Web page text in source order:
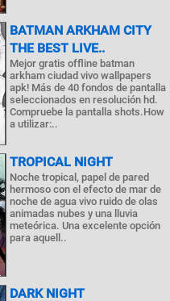
BATMAN ARKHAM CITY
THE BEST LIVE..
Mejor gratis offline batman
arkham ciudad vivo wallpapers
apk! Más de 40 fondos de pantalla
seleccionados en resolución hd.
Compruebe la pantalla shots.How
a utilizar:..
TROPICAL NIGHT
Noche tropical, papel de pared
hermoso con el efecto de mar de
noche de agua vivo ruido de olas
animadas nubes y una lluvia
meteórica. Una excelente opción
para aquell..
DARK NIGHT